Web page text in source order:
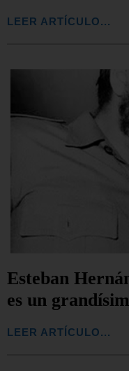
LEER ARTÍCULO...
Esteban
es un
LEER ARTÍCULO...